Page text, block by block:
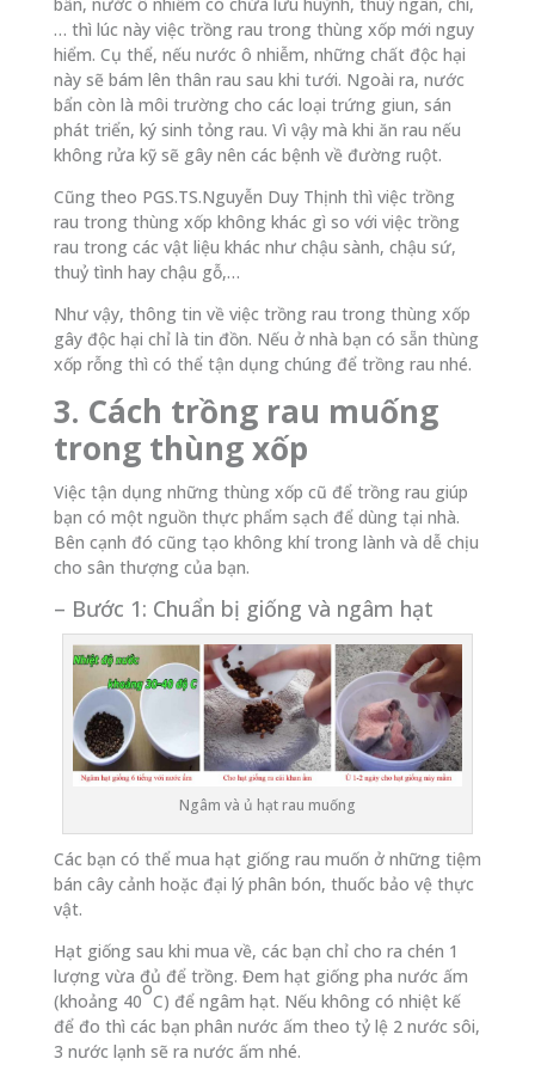
… thì lúc này việc trồng rau trong thùng xốp mới nguy
hiểm. Cụ thể, nếu nước ô nhiễm, những chất độc hại
này sẽ bám lên thân rau sau khi tưới. Ngoài ra, nước
bẩn còn là môi trường cho các loại trứng giun, sán
phát triển, ký sinh tỏng rau. Vì vậy mà khi ăn rau nếu
không rửa kỹ sẽ gây nên các bệnh về đường ruột.
Cũng theo PGS.TS.Nguyễn Duy Thịnh thì việc trồng
rau trong thùng xốp không khác gì so với việc trồng
rau trong các vật liệu khác như chậu sành, chậu sứ,
thuỷ tình hay chậu gỗ,…
Như vậy, thông tin về việc trồng rau trong thùng xốp
gây độc hại chỉ là tin đồn. Nếu ở nhà bạn có sẵn thùng
xốp rỗng thì có thể tận dụng chúng để trồng rau nhé.
3. Cách trồng rau muống
trong thùng xốp
Việc tận dụng những thùng xốp cũ để trồng rau giúp
bạn có một nguồn thực phẩm sạch để dùng tại nhà.
Bên cạnh đó cũng tạo không khí trong lành và dễ chịu
cho sân thượng của bạn.
– Bước 1: Chuẩn bị giống và ngâm hạt
Ngâm và ủ hạt rau muống
Các bạn có thể mua hạt giống rau muốn ở những tiệm
bán cây cảnh hoặc đại lý phân bón, thuốc bảo vệ thực
vật.
Hạt giống sau khi mua về, các bạn chỉ cho ra chén 1
lượng vừa đủ để trồng. Đem hạt giống pha nước ấm
(khoảng 40
o
C) để ngâm hạt. Nếu không có nhiệt kế
để đo thì các bạn phân nước ấm theo tỷ lệ 2 nước sôi,
3 nước lạnh sẽ ra nước ấm nhé.